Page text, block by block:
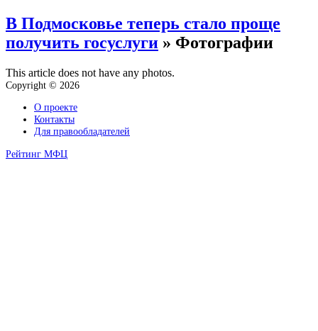
В Подмосковье теперь стало проще
получить госуслуги » Фотографии
This article does not have any photos.
Copyright © 2026
О проекте
Контакты
Для правообладателей
Рейтинг МФЦ